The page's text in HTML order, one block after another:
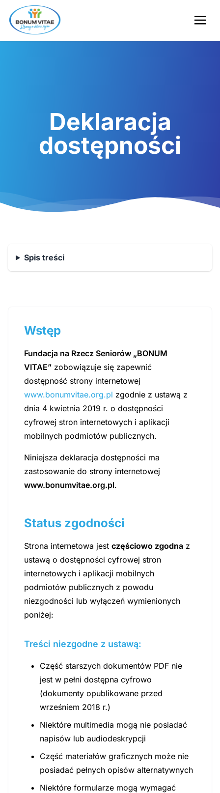
Deklaracja
dostępności
Spis treści
Wstęp
Fundacja na Rzecz Seniorów „BONUM
VITAE” zobowiązuje się zapewnić
dostępność strony internetowej
www.bonumvitae.org.pl zgodnie z ustawą z
dnia 4 kwietnia 2019 r. o dostępności
cyfrowej stron internetowych i aplikacji
mobilnych podmiotów publicznych.
Niniejsza deklaracja dostępności ma
zastosowanie do strony internetowej
www.bonumvitae.org.pl.
Status zgodności
Strona internetowa jest częściowo zgodna z
ustawą o dostępności cyfrowej stron
internetowych i aplikacji mobilnych
podmiotów publicznych z powodu
niezgodności lub wyłączeń wymienionych
poniżej:
Treści niezgodne z ustawą:
Część starszych dokumentów PDF nie
jest w pełni dostępna cyfrowo
(dokumenty opublikowane przed
wrześniem 2018 r.)
Niektóre multimedia mogą nie posiadać
napisów lub audiodeskrypcji
Część materiałów graficznych może nie
posiadać pełnych opisów alternatywnych
Niektóre formularze mogą wymagać